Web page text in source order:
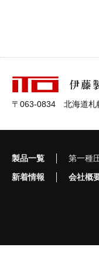
〒063-0834 北海道札
製品一覧 第一種
新着情報
会社概